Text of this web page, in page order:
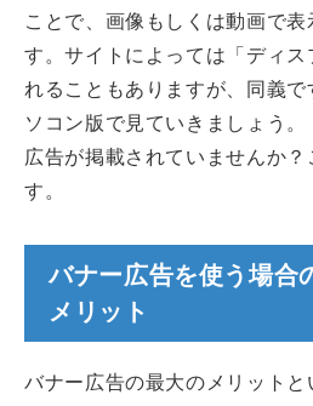
ことで、画像もしくは動画で
す。サイトによっては「ディス
れることもありますが、同義
ソコン版で見ていきましょう
広告が掲載されていませんか
す。
バナー広告を使う場合
メリット
バナー広告の最大のメリット